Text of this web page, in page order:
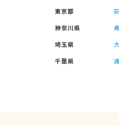
東京都
神奈川県
埼玉県
千葉県